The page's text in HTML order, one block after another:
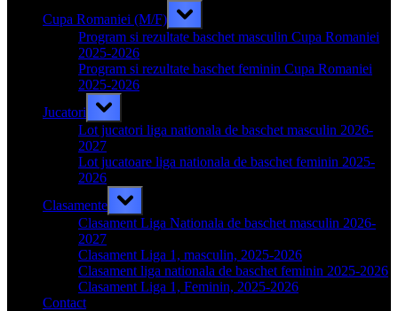
Cupa Romaniei (M/F)
Toggle
sub-
menu
Program si rezultate baschet masculin Cupa Romaniei
2025-2026
Program si rezultate baschet feminin Cupa Romaniei
2025-2026
Jucatori
Toggle
sub-
menu
Lot jucatori liga nationala de baschet masculin 2026-
2027
Lot jucatoare liga nationala de baschet feminin 2025-
2026
Clasamente
Toggle
sub-
menu
Clasament Liga Nationala de baschet masculin 2026-
2027
Clasament Liga 1, masculin, 2025-2026
Clasament liga nationala de baschet feminin 2025-2026
Clasament Liga 1, Feminin, 2025-2026
Contact